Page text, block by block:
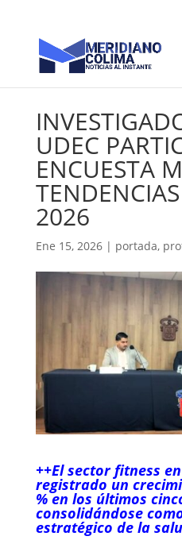
UDEC
ENCUESTA
2026
Ene 15, 2026| portada,
++El sector fitness
registrado un
% en los últimos
consolidándose
estratégico de la